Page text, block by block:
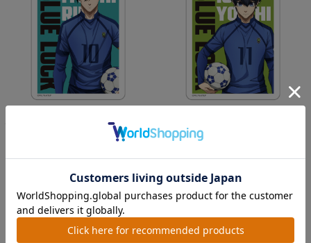
価格：550円(税込)